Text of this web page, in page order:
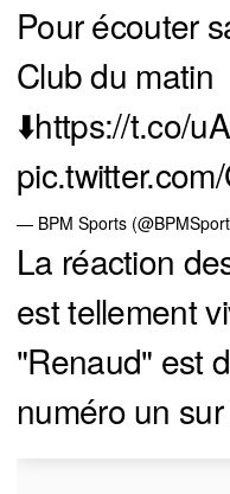
Pour écouter
Club du matin
⬇️https://t.co/
— BPM Sports
La réaction
est tellement
"Renaud" est
numéro un